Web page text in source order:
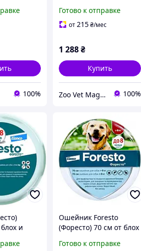
для
100%
для собак весом от 40
до 65 кг 3 пипетки/уп
Готово к отправке
от215 ₴/мес
1 288 ₴
Купить
Zoo Vet Mag - Зоомагазин корисних товарів для котиків і собачок 100%
и
Ошейник Foresto
(Форесто) 70 см от блох
больших пород Elanco
Готово к отправке